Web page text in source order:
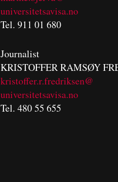
universitetsavisa.no
Tel. 911 01 680
Journalist
KRISTOFFER RAMSØY
kristoffer.r.fredriksen@
universitetsavisa.no
Tel. 480 55 655